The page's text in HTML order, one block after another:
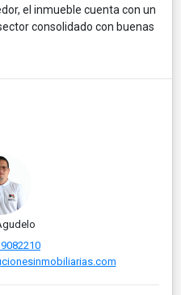
el inmueble cuenta con un
consolidado con buenas